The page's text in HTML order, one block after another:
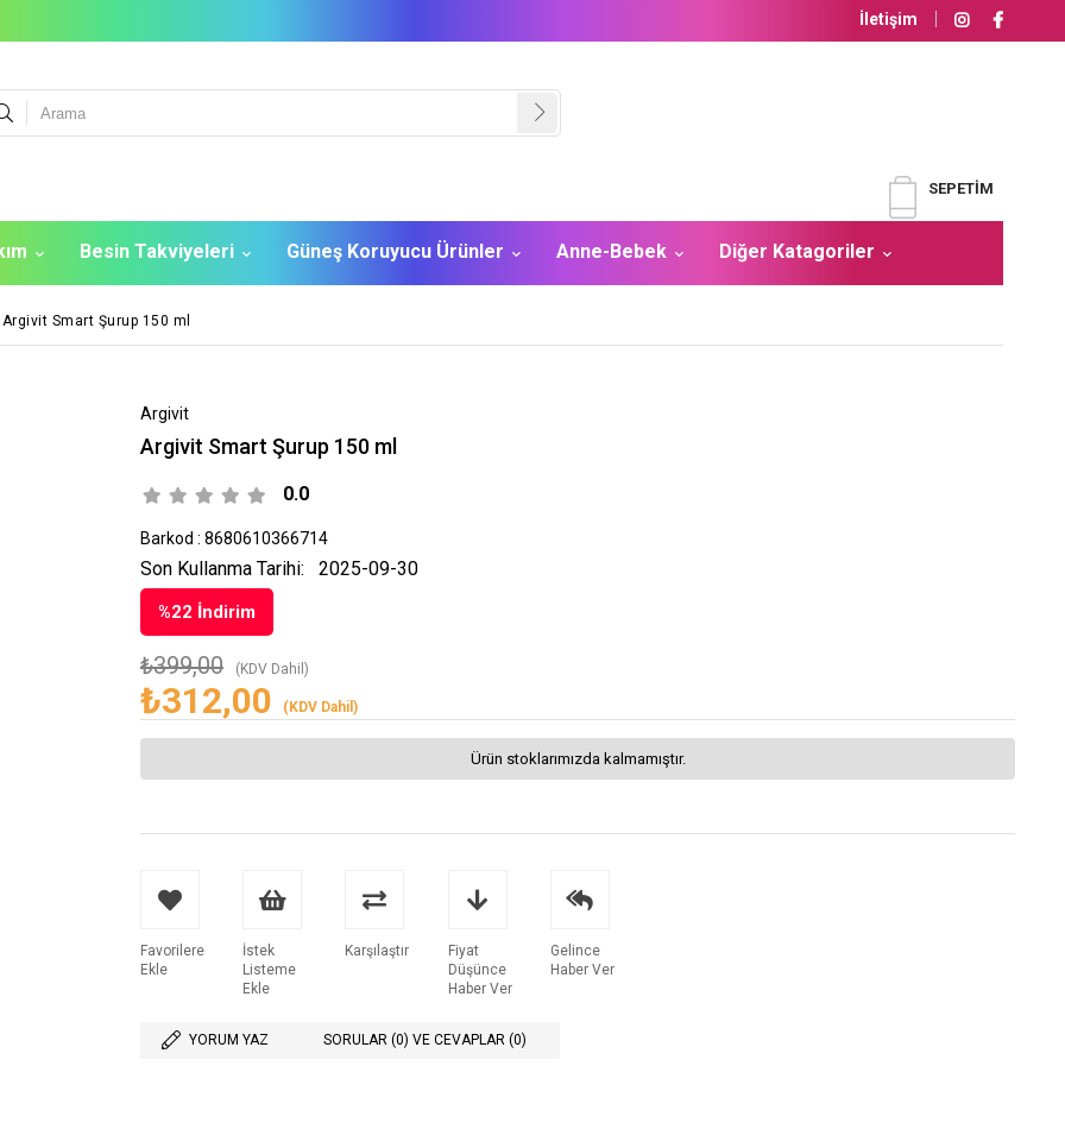
İletişim
SEPETIM
Besin Takviyeleri Güneş Koruyucu Ürünler Anne-Bebek Diğer Katagoriler
Argivit Smart Şurup 150 ml
Argivit
Argivit Smart Şurup 150 ml
0.0
Barkod : 8680610366714
%22 İndirim
₺399,00 (KDV Dahil)
₺312,00 (KDV Dahil)
Son Kullanma Tarihi: 2025-09-30
Ürün stoklarımızda kalmamıştır.
Favorilere
Ekle
İstek
Listeme
Ekle
Karşılaştır
Fiyat
Düşünce
Haber Ver
Gelince
Haber Ver
YORUM YAZ SORULAR (0) VE CEVAPLAR (0)